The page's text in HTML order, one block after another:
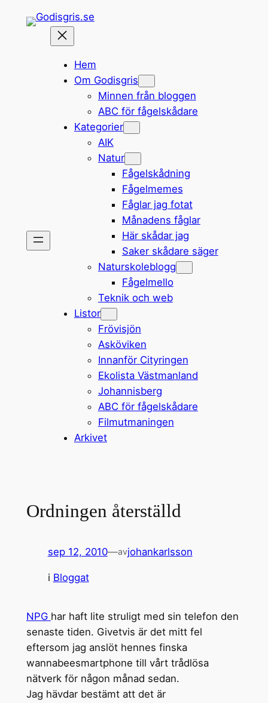
Hem
Om Godisgris
Minnen från bloggen
ABC för fågelskådare
Kategorier
AIK
Natur
Fågelskådning
Fågelmemes
Fåglar jag fotat
Månadens fåglar
Här skådar jag
Saker skådare säger
Naturskoleblogg
Fågelmello
Teknik och web
Listor
Frövisjön
Asköviken
Innanför Cityringen
Ekolista Västmanland
Johannisberg
ABC för fågelskådare
Filmutmaningen
Arkivet
Ordningen återställd
sep 12, 2010—avjohankarlsson
i Bloggat
NPG har haft lite struligt med sin telefon den
senaste tiden. Givetvis är det mitt fel
eftersom jag anslöt hennes finska
wannabeesmartphone till vårt trådlösa
nätverk för någon månad sedan.
Jag hävdar bestämt att det är